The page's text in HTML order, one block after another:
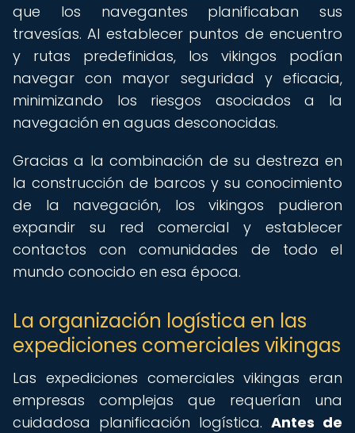
que los navegantes planificaban sus
travesías. Al establecer puntos de encuentro
y rutas predefinidas, los vikingos podían
navegar con mayor seguridad y eficacia,
minimizando los riesgos asociados a la
navegación en aguas desconocidas.
Gracias a la combinación de su destreza en
la construcción de barcos y su conocimiento
de la navegación, los vikingos pudieron
expandir su red comercial y establecer
contactos con comunidades de todo el
mundo conocido en esa época.
La organización logística en las
expediciones comerciales vikingas
Las expediciones comerciales vikingas eran
empresas complejas que requerían una
cuidadosa planificación logística. Antes de